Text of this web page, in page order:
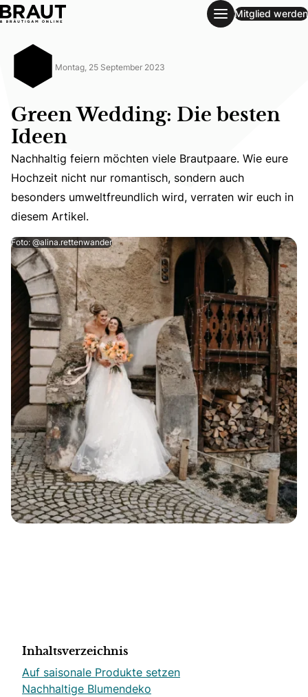
Mitglied werden
Montag, 25 September 2023
Green Wedding: Die besten
Ideen
Nachhaltig feiern möchten viele Brautpaare. Wie eure
Nachhaltig feiern möchten viele Brautpaare. Wie eure
Hochzeit nicht nur romantisch, sondern auch
besonders umweltfreundlich wird, verraten wir euch in
diesem Artikel.
Foto: @alina.rettenwander
Inhaltsverzeichnis
Auf saisonale Produkte setzen
Nachhaltige Blumendeko